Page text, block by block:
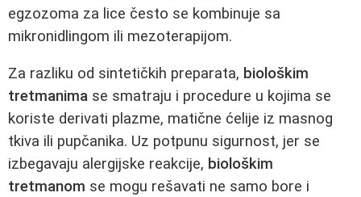
egzozoma za lice često se kombinuje sa
mikronidlingom ili mezoterapijom.
Za razliku od sintetičkih preparata, biološkim
tretmanima se smatraju i procedure u kojima se
koriste derivati plazme, matične ćelije iz masnog
tkiva ili pupčanika. Uz potpunu sigurnost, jer se
izbegavaju alergijske reakcije, biološkim
tretmanom se mogu rešavati ne samo bore i